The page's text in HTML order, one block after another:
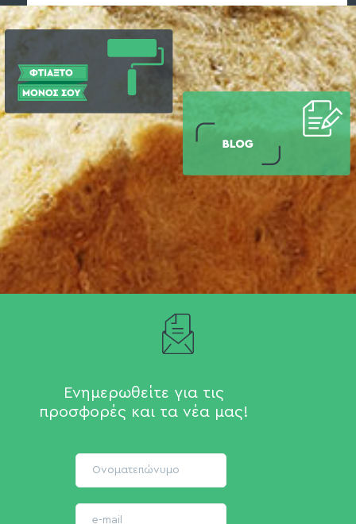
Ενημερωθείτε για τις
προσφορές και τα νέα μας!